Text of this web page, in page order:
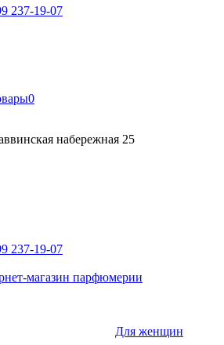
237-19-07
0
набережная 25
237-19-07
Для женщин